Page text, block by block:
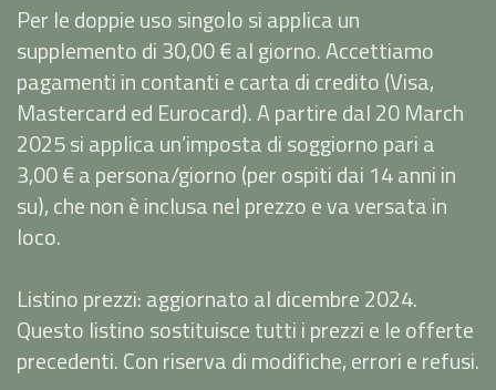
Per le doppie uso singolo si applica un
supplemento di 30,00 € al giorno. Accettiamo
pagamenti in contanti e carta di credito (Visa,
Mastercard ed Eurocard). A partire dal 20 March
2025 si applica un’imposta di soggiorno pari a
3,00 € a persona/giorno (per ospiti dai 14 anni in
su), che non è inclusa nel prezzo e va versata in
loco.
Listino prezzi: aggiornato al dicembre 2024.
Questo listino sostituisce tutti i prezzi e le offerte
precedenti. Con riserva di modifiche, errori e refusi.